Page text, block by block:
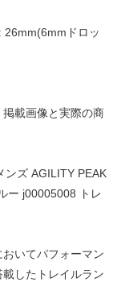
26mm(6mmドロッ
載画像と実際の商
ンズ AGILITY PEAK
ー j00005008 トレ
いてパフォーマン
したトレイルラン